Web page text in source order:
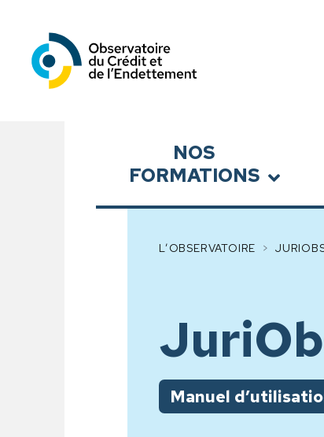
Observatoire du Crédit
NOS
FORMATIONS
L’OBSERVATOIRE
Manuel